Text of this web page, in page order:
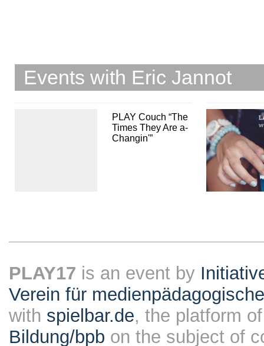
Events with Eric Jannot
PLAY Couch “The
Times They Are a-
Changin'”
PLAY17 is an event by
Verein für
with spielbar.de, the platform
Bildung/bpb on the subject of